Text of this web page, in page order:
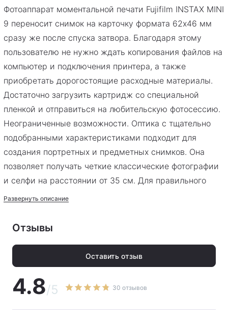
фотоаппарата
моментальные
Наличие
несъемные
Максимальное
фокусное
расстояние,
мм :
60
расстояние
съемки, см:
Диафрагма
Формат
отпечатков:
86 х 54 мм
аккумуляторов
Размер
Фотоаппарат моментальной печати Fujifilm INSTAX MINI
9 переносит снимок на карточку формата 62х46 мм
сразу же после спуска затвора. Благодаря этому
пользователю не нужно ждать копирования файлов на
компьютер и подключения принтера, а также
приобретать дорогостоящие расходные материалы.
Достаточно загрузить картридж со специальной
пленкой и отправиться на любительскую фотосессию.
Неограниченные возможности. Оптика с тщательно
подобранными характеристиками подходит для
создания портретных и предметных снимков. Она
позволяет получать четкие классические фотографии
и селфи на расстоянии от 35 см. Для правильного
выбора ракурса при создании автопортрета можно
Разные режимы работы. Камера самостоятельно
указывает его с помощью соответствующей лампочки.
Фотографу остается только выбрать требуемое
положение диафрагмы и нажать на кнопку. В
устройстве также предусмотрена функция High Key,
помогающая получать оригинальные снимки с яркими
Развернуть описание
Отзывы
4.8/5 30 отзывов
Оставить отзыв